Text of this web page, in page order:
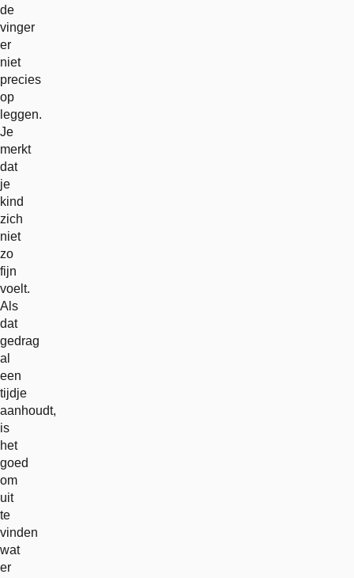
de
vinger
er
niet
precies
op
leggen.
Je
merkt
dat
je
kind
zich
niet
zo
fijn
voelt.
Als
dat
gedrag
al
een
tijdje
aanhoudt,
is
het
goed
om
uit
te
vinden
wat
er